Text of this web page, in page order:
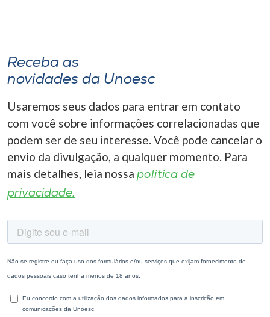
Receba as
novidades da Unoesc
Usaremos seus dados para entrar em contato
com você sobre informações correlacionadas que
podem ser de seu interesse. Você pode cancelar o
envio da divulgação, a qualquer momento. Para
mais detalhes, leia nossa política de
privacidade.